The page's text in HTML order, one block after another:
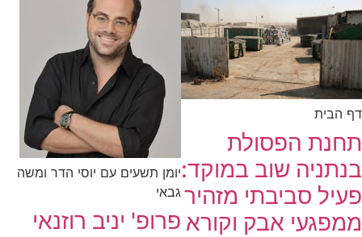
הפסולת
שוב במוקד:
סביבתי מזהיר
אבק וקורא
יומן תשעים עם יוסי הדר ומשה
גבאי
פרופ' יניב רוזנאי